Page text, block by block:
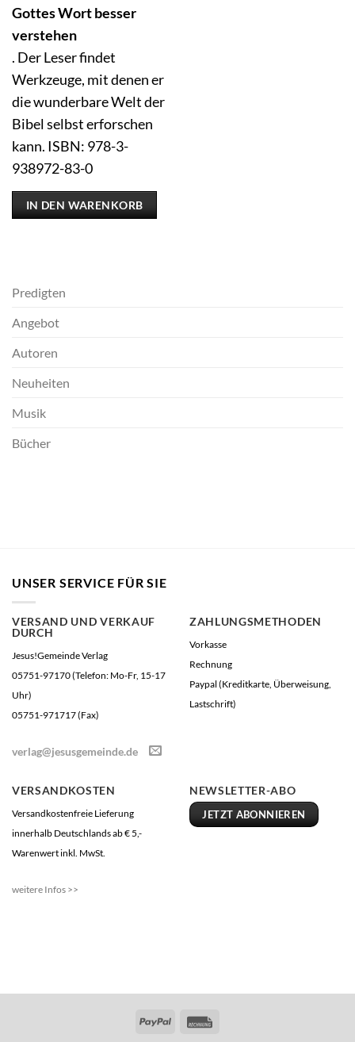
Gottes Wort besser
verstehen
. Der Leser findet
Werkzeuge, mit denen er
die wunderbare Welt der
Bibel selbst erforschen
kann. ISBN: 978-3-
938972-83-0
IN DEN WARENKORB
Predigten
Angebot
Autoren
Neuheiten
Musik
Bücher
UNSER SERVICE FÜR SIE
VERSAND UND VERKAUF
DURCH
Jesus!Gemeinde Verlag
05751-97170 (Telefon: Mo-Fr, 15-17
Uhr)
05751-971717 (Fax)
verlag@jesusgemeinde.de
ZAHLUNGSMETHODEN
Vorkasse
Rechnung
Paypal (Kreditkarte, Überweisung,
Lastschrift)
VERSANDKOSTEN
Versandkostenfreie Lieferung
innerhalb Deutschlands ab € 5,-
Warenwert inkl. MwSt.
weitere Infos >>
NEWSLETTER-ABO
JETZT ABONNIEREN
PayPal